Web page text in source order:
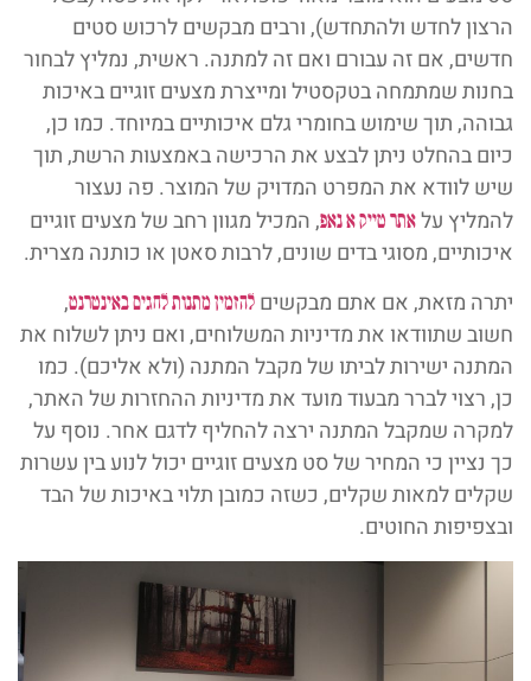
הרצון לחדש ולהתחדש), ורבים מבקשים לרכוש סטים
חדשים, אם זה עבורם ואם זה למתנה. ראשית, נמליץ לבחור
בחנות שמתמחה בטקסטיל ומייצרת מצעים זוגיים באיכות
גבוהה, תוך שימוש בחומרי גלם איכותיים במיוחד. כמו כן,
כיום בהחלט ניתן לבצע את הרכישה באמצעות הרשת, תוך
שיש לוודא את המפרט המדויק של המוצר. פה נעצור
להמליץ עלאתר טייק א נאפ, המכיל מגוון רחב של מצעים זוגיים
איכותיים, מסוגי בדים שונים, לרבות סאטן או כותנה מצרית.
יתרה מזאת, אם אתם מבקשים להזמין מתנות לחגים באינטרנט,
חשוב שתוודאו את מדיניות המשלוחים, ואם ניתן לשלוח את
המתנה ישירות לביתו של מקבל המתנה (ולא אליכם). כמו
כן, רצוי לברר מבעוד מועד את מדיניות ההחזרות של האתר,
למקרה שמקבל המתנה ירצה להחליף לדגם אחר. נוסף על
כך נציין כי המחיר של סט מצעים זוגיים יכול לנוע בין עשרות
שקלים למאות שקלים, כשזה כמובן תלוי באיכות של הבד
ובצפיפות החוטים.